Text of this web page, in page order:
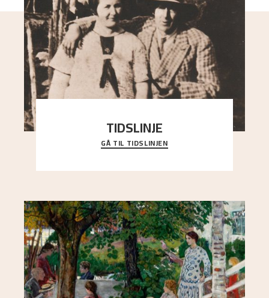
TIDSLINJE
Bli kjent med Nikolai Astrups liv, kunstnerskap og
ettermæle i en interaktiv presentasjon.
GÅ TIL TIDSLINJEN